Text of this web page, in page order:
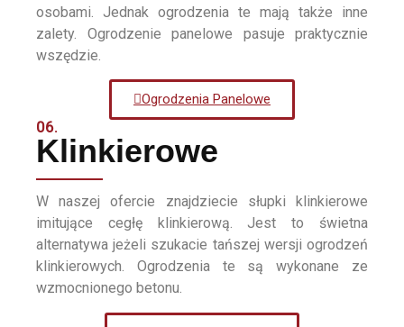
osobami. Jednak ogrodzenia te mają także inne
zalety. Ogrodzenie panelowe pasuje praktycznie
wszędzie.
Ogrodzenia Panelowe
06.
Klinkierowe
W naszej ofercie znajdziecie słupki klinkierowe
imitujące cegłę klinkierową. Jest to świetna
alternatywa jeżeli szukacie tańszej wersji ogrodzeń
klinkierowych. Ogrodzenia te są wykonane ze
wzmocnionego betonu.